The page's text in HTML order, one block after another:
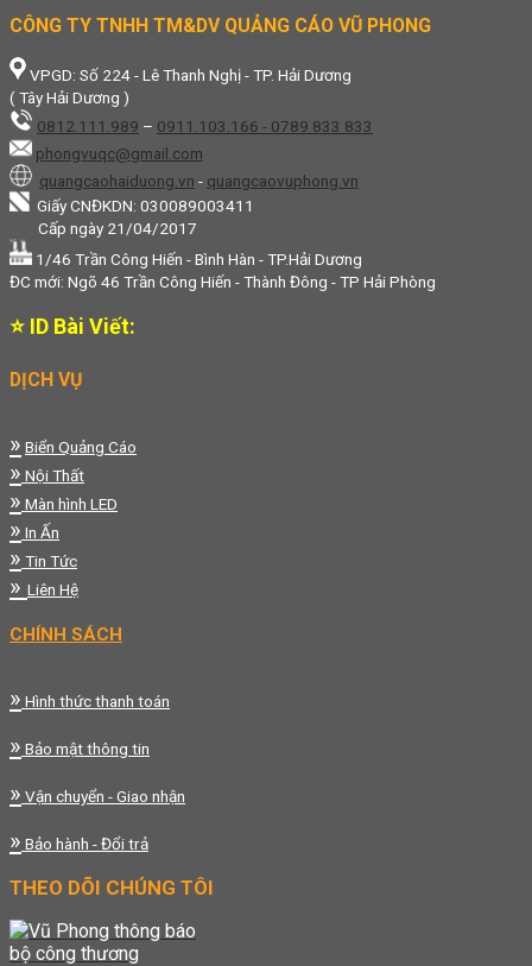
CÔNG TY TNHH TM&DV QUẢNG CÁO VŨ PHONG
VPGD: Số 224 - Lê Thanh Nghị - TP. Hải Dương
( Tây Hải Dương )
0812.111.989 – 0911.103.166 - 0789 833 833
phongvuqc@gmail.com
quangcaohaiduong.vn - quangcaovuphong.vn
Giấy CNĐKDN: 030089003411
Cấp ngày 21/04/2017
1/46 Trần Công Hiến - Bình Hàn - TP.Hải Dương
ĐC mới: Ngõ 46 Trần Công Hiến - Thành Đông - TP Hải Phòng
⭐ ID Bài Viết:
DỊCH VỤ
» Biển Quảng Cáo
» Nội Thất
» Màn hình LED
» In Ấn
» Tin Tức
» Liên Hệ
CHÍNH SÁCH
» Hình thức thanh toán
» Bảo mật thông tin
» Vận chuyển - Giao nhận
» Bảo hành - Đổi trả
THEO DÕI CHÚNG TÔI